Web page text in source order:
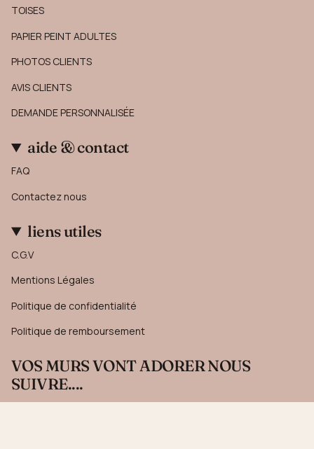
TOISES
PAPIER PEINT ADULTES
PHOTOS CLIENTS
AVIS CLIENTS
DEMANDE PERSONNALISÉE
aide & contact
FAQ
Contactez nous
liens utiles
C.G.V
Mentions Légales
Politique de confidentialité
Politique de remboursement
VOS MURS VONT ADORER NOUS
SUIVRE....